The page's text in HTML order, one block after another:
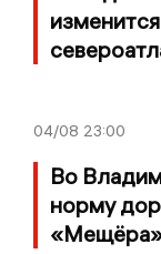
04/08 23:00
Во
норму